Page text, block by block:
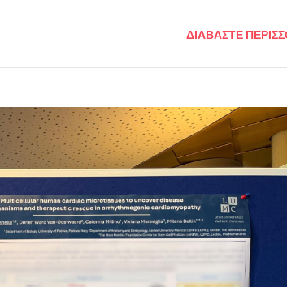
ΔΙΑΒΑΣΤΕ